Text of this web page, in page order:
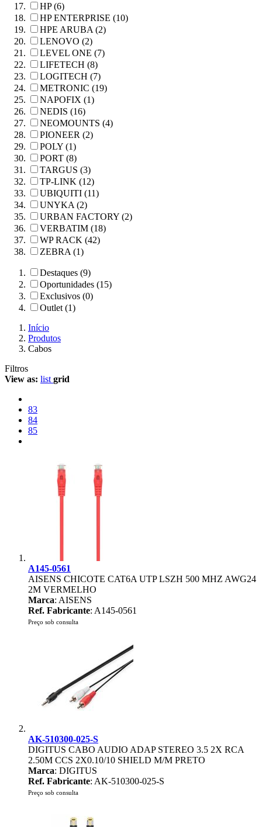
HP (6)
HP ENTERPRISE (10)
HPE ARUBA (2)
LENOVO (2)
LEVEL ONE (7)
LIFETECH (8)
LOGITECH (7)
METRONIC (19)
NAPOFIX (1)
NEDIS (16)
NEOMOUNTS (4)
PIONEER (2)
POLY (1)
PORT (8)
TARGUS (3)
TP-LINK (12)
UBIQUITI (11)
UNYKA (2)
URBAN FACTORY (2)
VERBATIM (18)
WP RACK (42)
ZEBRA (1)
Destaques (9)
Oportunidades (15)
Exclusivos (0)
Outlet (1)
Início
Produtos
Cabos
Filtros
View as: list grid
83
84
85
A145-0561
AISENS CHICOTE CAT6A UTP LSZH 500 MHZ AWG24
2M VERMELHO
Marca: AISENS
Ref. Fabricante: A145-0561
Preço sob consulta
AK-510300-025-S
DIGITUS CABO AUDIO ADAP STEREO 3.5 2X RCA
2.50M CCS 2X0.10/10 SHIELD M/M PRETO
Marca: DIGITUS
Ref. Fabricante: AK-510300-025-S
Preço sob consulta